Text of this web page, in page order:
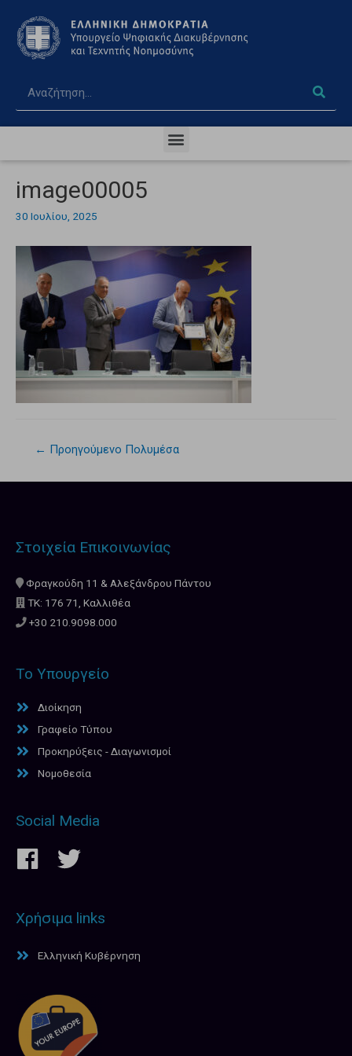
image00005
30 Ιουλίου, 2025
← Προηγούμενο Πολυμέσα
Στοιχεία Επικοινωνίας
Φραγκούδη 11 & Αλεξάνδρου Πάντου
ΤΚ: 176 71, Καλλιθέα
+30 210.9098.000
Το Υπουργείο
Διοίκηση
Γραφείο Τύπου
Προκηρύξεις - Διαγωνισμοί
Νομοθεσία
Social Media
Χρήσιμα links
Ελληνική Κυβέρνηση